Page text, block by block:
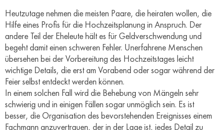
Heutzutage nehmen die meisten Paare, die heiraten wollen, die
Hilfe eines Profis für die Hochzeitsplanung in Anspruch. Der
andere Teil der Eheleute hält es für Geldverschwendung und
begeht damit einen schweren Fehler. Unerfahrene Menschen
übersehen bei der Vorbereitung des Hochzeitstages leicht
wichtige Details, die erst am Vorabend oder sogar während der
Feier selbst entdeckt werden können.
In einem solchen Fall wird die Behebung von Mängeln sehr
schwierig und in einigen Fällen sogar unmöglich sein. Es ist
besser, die Organisation des bevorstehenden Ereignisses einem
Fachmann anzuvertrauen, der in der Lage ist, jedes Detail zu